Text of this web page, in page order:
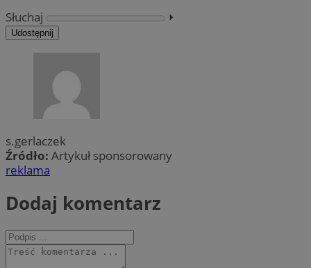
Słuchaj
⏵︎
Udostępnij
s.gerlaczek
Źródło: Artykuł sponsorowany
reklama
Dodaj komentarz